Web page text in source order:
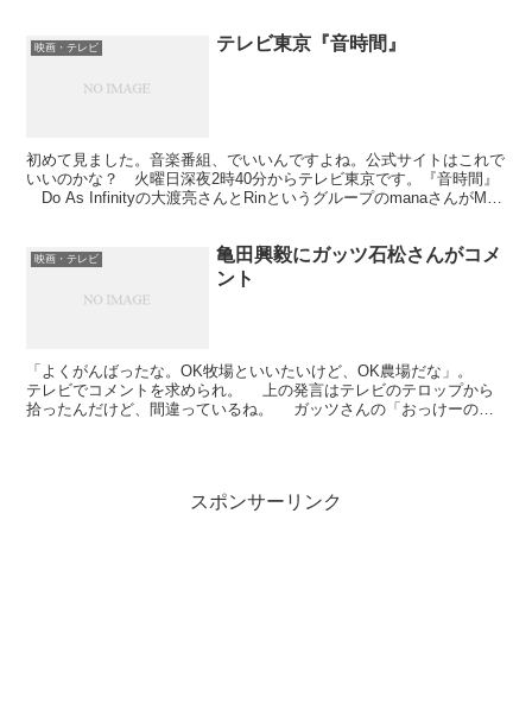
映画・テレビ テレビ東京『音時間』
初めて見ました。音楽番組、でいいんですよね。公式サイトはこれで
いいのかな？ 火曜日深夜2時40分からテレビ東京です。『音時間』
Do As Infinityの大渡亮さんとRinというグループのmanaさんがMC
映画・テレビ
亀田興毅にガッツ石松さんがコメ
ント
「よくがんばったな。OK牧場といいたいけど、OK農場だな」。
テレビでコメントを求められ。 上の発言はテレビのテロップから
拾ったんだけど、間違っているね。 ガッツさんの「おっけーのう
スポンサーリンク